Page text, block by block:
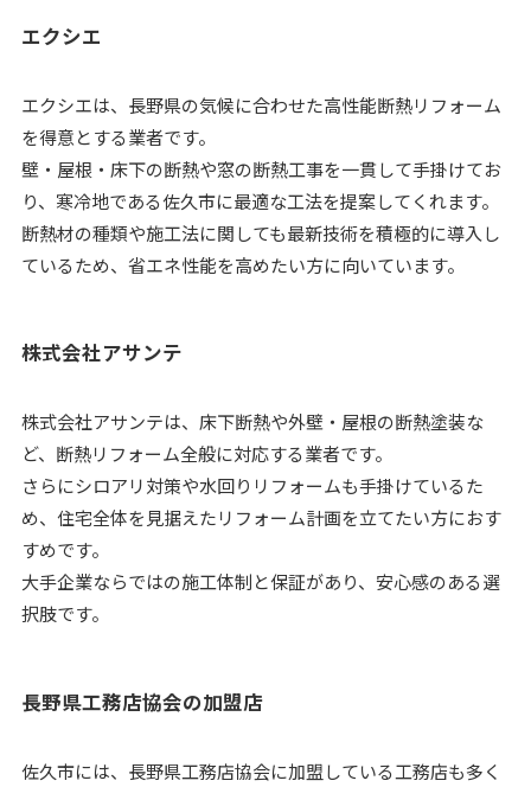
エクシエ
エクシエは、長野県の気候に合わせた高性能断熱リフォーム
を得意とする業者です。
壁・屋根・床下の断熱や窓の断熱工事を一貫して手掛けてお
り、寒冷地である佐久市に最適な工法を提案してくれます。
断熱材の種類や施工法に関しても最新技術を積極的に導入し
ているため、省エネ性能を高めたい方に向いています。
株式会社アサンテ
株式会社アサンテは、床下断熱や外壁・屋根の断熱塗装な
ど、断熱リフォーム全般に対応する業者です。
さらにシロアリ対策や水回りリフォームも手掛けているた
め、住宅全体を見据えたリフォーム計画を立てたい方におす
すめです。
大手企業ならではの施工体制と保証があり、安心感のある選
択肢です。
長野県工務店協会の加盟店
佐久市には、長野県工務店協会に加盟している工務店も多く